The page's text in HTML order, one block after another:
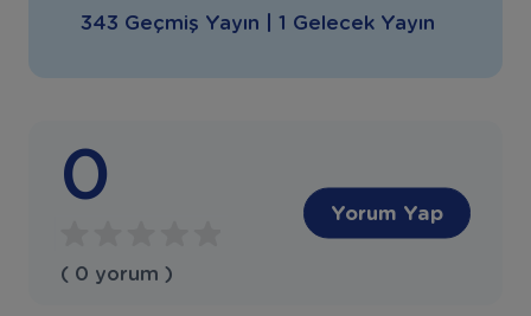
343 Geçmiş Yayın | 1 Gelecek Yayın
0
( 0 yorum )
Yorum Yap